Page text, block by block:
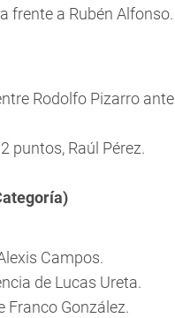
frente a Rubén Alfonso.
Rodolfo Pizarro
puntos, Raúl Pérez.
Campos.
de Lucas Ureta.
Franco González.